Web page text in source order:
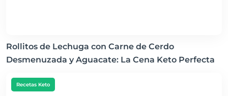
Rollitos de Lechuga con Carne de Cerdo
Desmenuzada y Aguacate: La Cena Keto Perfecta
Recetas Keto